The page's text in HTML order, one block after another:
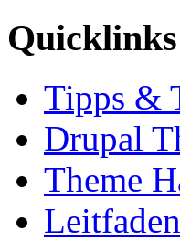
Tipps &
Drupal
Theme